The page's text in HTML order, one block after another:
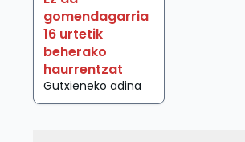
gomendagarria
16 urtetik
beherako
haurrentzat
Gutxieneko adina